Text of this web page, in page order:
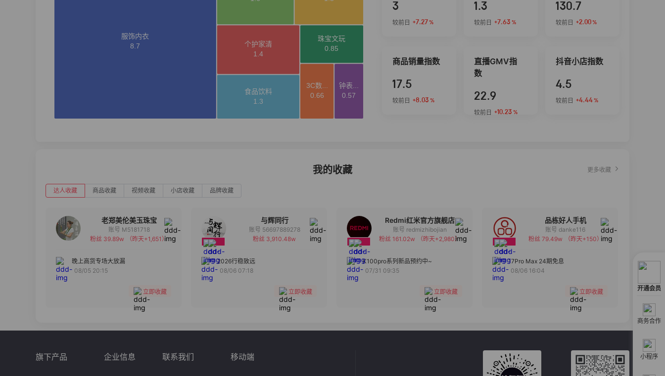
开通会员
商务合作
小程序
3
较前日 +7.27%
1.3
较前日 +7.63 %
130.7
较前日 +2.00%
商品销量指数
17.5
较前日 +8.03 %
直播GMV指
数
22.9
较前日 +10.23 %
抖音小店指数
4.5
较前日 +4.44%
我的收藏 更多收藏
达人收藏 商品收藏 视频收藏 小店收藏 品牌收藏
老郑美伦美玉珠宝
备注
分组
账号 M5181718
粉丝 39.89w
（昨天+1,651）
晚上高货专场大放漏
08/05 20:15
立即收藏
与辉同行
备注
账号 56697889278
粉丝 3,910.48w
2026行稳致远
08/06 07:18
立即收藏
Redmi红米官方旗舰店
备注
分组
账号 redmizhibojian
粉丝 161.02w
（昨天+2,980）
K100pro系列新品预约中~
07/31 09:35
立即收藏
品栋好人手机
备注
分组
账号 danke116
粉丝 79.49w
（昨天+150）
17Pro Max 24期免息
08/06 16:04
立即收藏
旗下产品 企业信息 联系我们 移动端